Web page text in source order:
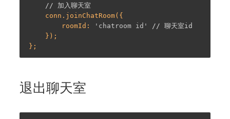
// 加入聊天室
        roomId:
'chatroom id'
// 聊天室id
退出聊天室